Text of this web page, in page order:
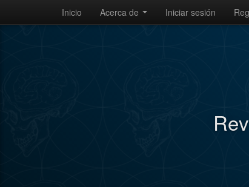
Inicio Acerca de Iniciar sesión